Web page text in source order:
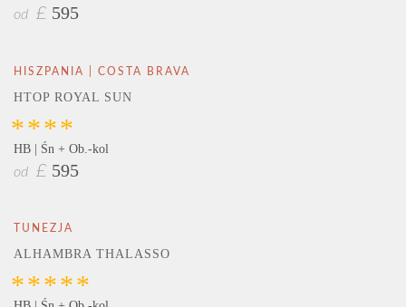
od £ 595
HISZPANIA | COSTA BRAVA
HTOP ROYAL SUN
****
HB | Śn + Ob.-kol
od £ 595
TUNEZJA
ALHAMBRA THALASSO
*****